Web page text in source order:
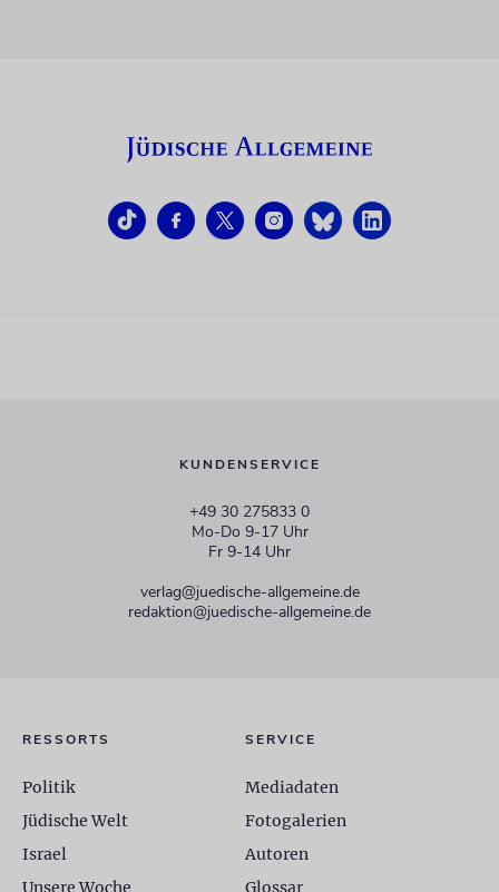
KUNDENSERVICE
+49 30 275833 0
Mo-Do 9-17 Uhr
Fr 9-14 Uhr
verlag@juedische-allgemeine.de
redaktion@juedische-allgemeine.de
RESSORTS
Politik
Jüdische Welt
Israel
Unsere Woche
SERVICE
Mediadaten
Fotogalerien
Autoren
Glossar